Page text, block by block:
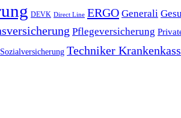
DEVK Direct Line ERGO Generali
Pflegeversicherung
Sozialversicherung Techniker